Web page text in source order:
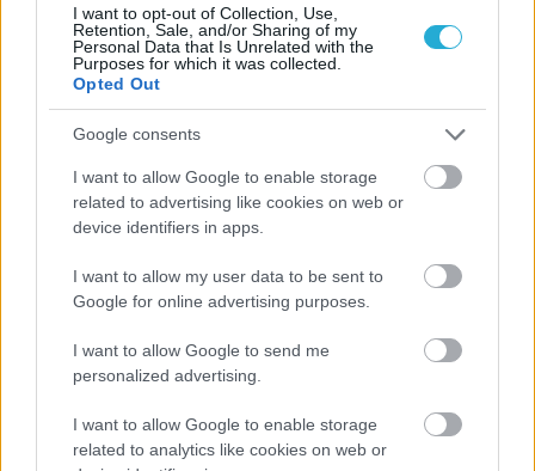
I want to opt-out of Collection, Use,
Retention, Sale, and/or Sharing of my
Personal Data that Is Unrelated with the
Purposes for which it was collected.
Opted Out
Google consents
I want to allow Google to enable storage
related to advertising like cookies on web or
device identifiers in apps.
I want to allow my user data to be sent to
Google for online advertising purposes.
I want to allow Google to send me
personalized advertising.
I want to allow Google to enable storage
related to analytics like cookies on web or
ΡΟΗ ΕΙΔΗΣΕΩΝ
Το πάλεψε μέχρι τέλους η Εθνική γυναικών κόντρα
στην Ιταλία Β’
06/08/2026
Η FIVB σχεδιάζει να διοργανώσει το Παγκόσμιο
Πρωτάθλημα τον Δεκέμβριο – Αντιδρούν οι σύλλογοι
06/08/2026
Έτοιμη για… υψηλές πτήσεις η Μπενφίκα του Ψάρρα